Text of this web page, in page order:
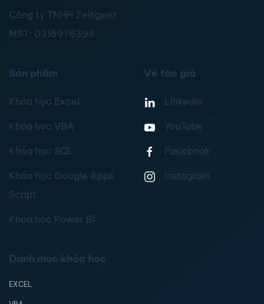
Công ty TNHH Zeitgeist
MST: 0315976395
Sản phẩm
Khóa học Excel
Khóa học VBA
Khóa học SQL
Khóa học Google Apps
Script
Khóa học Power BI
Về tác giả
Linkedin
YouTube
Facebook
Instagram
Danh mục khóa học
EXCEL